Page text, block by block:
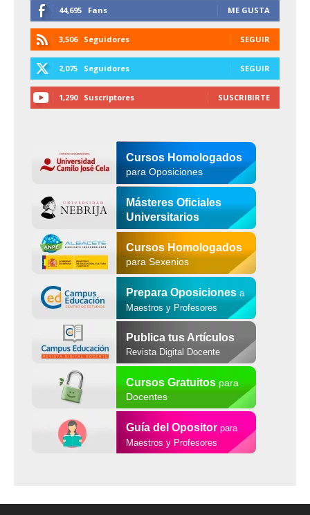
44,695 Fans ME GUSTA
3,506 Seguidores SEGUIR
2,075 Seguidores SEGUIR
1,290 Suscriptores SUSCRIBIRTE
Cursos Homologados
para Oposiciones
Másteres Oficiales
Universitarios
Cursos Homologados
para Sexenios
Prepara Oposiciones a
Maestros y Profesores
Publica tus Artículos
Revista Digital Docente
Cursos Gratuitospara
Docentes
Guía del Opositor para
Maestros y Profesores